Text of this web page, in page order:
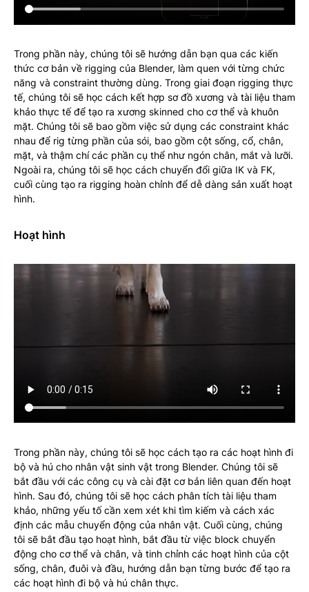
Trong phần này, chúng tôi sẽ hướng dẫn bạn qua các kiến
thức cơ bản về rigging của Blender, làm quen với từng chức
năng và constraint thường dùng. Trong giai đoạn rigging thực
tế, chúng tôi sẽ học cách kết hợp sơ đồ xương và tài liệu tham
khảo thực tế để tạo ra xương skinned cho cơ thể và khuôn
mặt. Chúng tôi sẽ bao gồm việc sử dụng các constraint khác
nhau để rig từng phần của sói, bao gồm cột sống, cổ, chân,
mặt, và thậm chí các phần cụ thể như ngón chân, mắt và lưỡi.
Ngoài ra, chúng tôi sẽ học cách chuyển đổi giữa IK và FK,
cuối cùng tạo ra rigging hoàn chỉnh để dễ dàng sản xuất hoạt
hình.
Hoạt hình
Trong phần này, chúng tôi sẽ học cách tạo ra các hoạt hình đi
bộ và hú cho nhân vật sinh vật trong Blender. Chúng tôi sẽ
bắt đầu với các công cụ và cài đặt cơ bản liên quan đến hoạt
hình. Sau đó, chúng tôi sẽ học cách phân tích tài liệu tham
khảo, những yếu tố cần xem xét khi tìm kiếm và cách xác
định các mẫu chuyển động của nhân vật. Cuối cùng, chúng
tôi sẽ bắt đầu tạo hoạt hình, bắt đầu từ việc block chuyển
động cho cơ thể và chân, và tinh chỉnh các hoạt hình của cột
sống, chân, đuôi và đầu, hướng dẫn bạn từng bước để tạo ra
các hoạt hình đi bộ và hú chân thực.